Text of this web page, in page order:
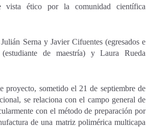
vista ético por la comunidad científica
Serna y Javier Cifuentes (egresados e
(estudiante de maestría) y Laura Rueda
proyecto, sometido el 21 de septiembre de
se relaciona con el campo general de
con el método de preparación por
de una matriz polimérica multicapa